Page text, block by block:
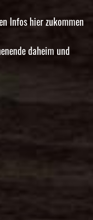
Infos hier zukommen
daheim und